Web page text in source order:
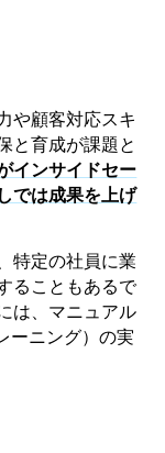
や顧客対応スキ
と育成が課題と
インサイドセー
では成果を上げ
特定の社員に業
ることもあるで
は、マニュアル
ーニング）の実